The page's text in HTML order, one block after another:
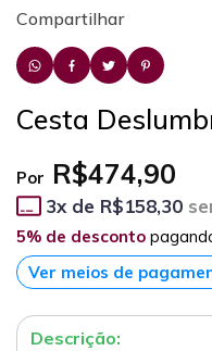
Compartilhar
Cesta
Por R$474,90
3x de R$158,30
5% de desconto
Ver meios de
Descrição: